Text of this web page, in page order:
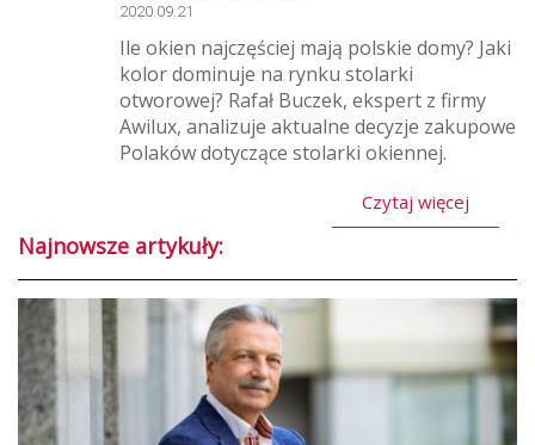
2020.09.21
Ile okien najczęściej mają polskie domy? Jaki
kolor dominuje na rynku stolarki
otworowej? Rafał Buczek, ekspert z firmy
Awilux, analizuje aktualne decyzje zakupowe
Polaków dotyczące stolarki okiennej.
Czytaj więcej
Najnowsze artykuły: